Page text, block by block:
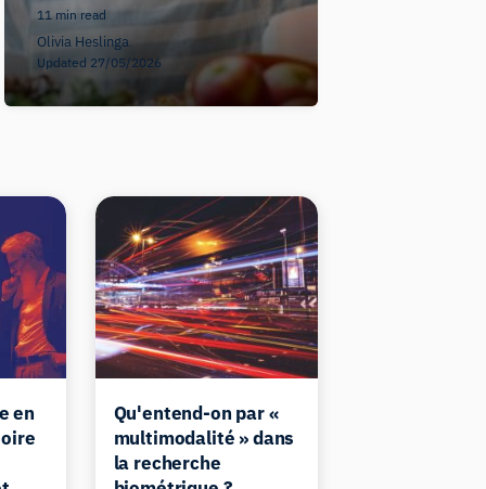
11 min read
Olivia Heslinga
Updated 27/05/2026
en
Qu'entend-on par «
multimodalité » dans
la recherche